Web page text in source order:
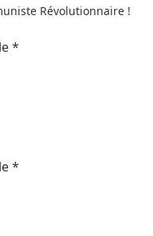
Révolutionnaire !
*
*